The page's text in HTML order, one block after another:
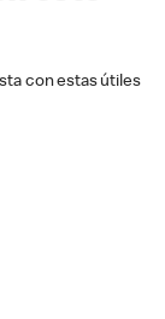
con estas útiles